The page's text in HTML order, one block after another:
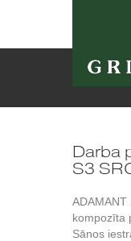
Darba
S3
kompozīta
Sānos